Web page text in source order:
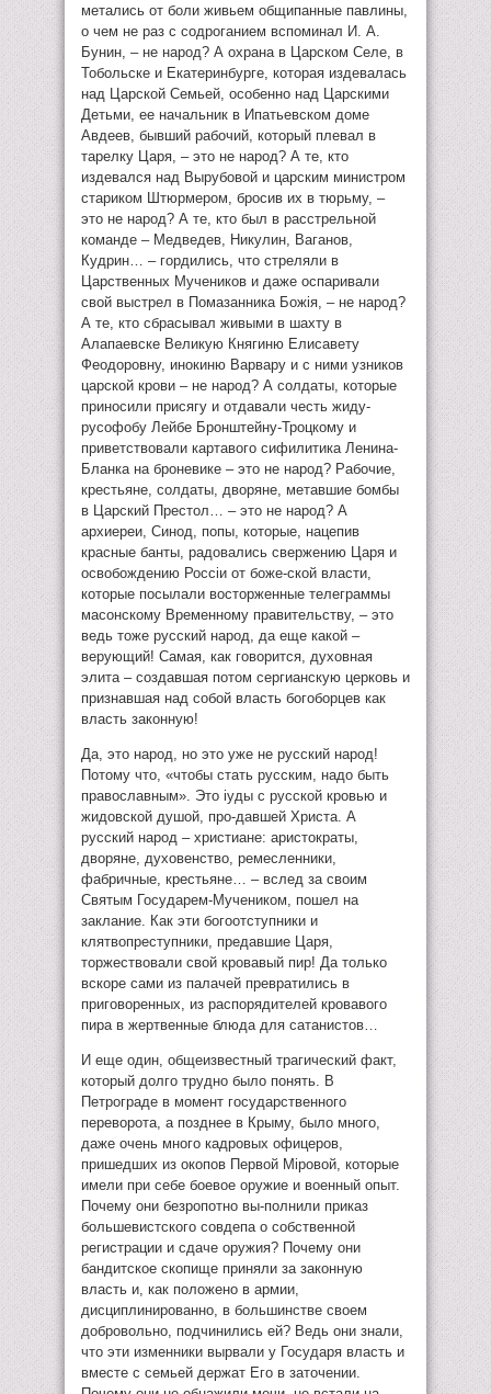
метались от боли живьем общипанные павлины,
о чем не раз с содроганием вспоминал И. А.
Бунин, – не народ? А охрана в Царском Селе, в
Тобольске и Екатеринбурге, которая издевалась
над Царской Семьей, особенно над Царскими
Детьми, ее начальник в Ипатьевском доме
Авдеев, бывший рабочий, который плевал в
тарелку Царя, – это не народ? А те, кто
издевался над Вырубовой и царским министром
стариком Штюрмером, бросив их в тюрьму, –
это не народ? А те, кто был в расстрельной
команде – Медведев, Никулин, Ваганов,
Кудрин… – гордились, что стреляли в
Царственных Мучеников и даже оспаривали
свой выстрел в Помазанника Божiя, – не народ?
А те, кто сбрасывал живыми в шахту в
Алапаевске Великую Княгиню Елисавету
Феодоровну, инокиню Варвару и с ними узников
царской крови – не народ? А солдаты, которые
приносили присягу и отдавали честь жиду-
русофобу Лейбе Бронштейну-Троцкому и
приветствовали картавого сифилитика Ленина-
Бланка на броневике – это не народ? Рабочие,
крестьяне, солдаты, дворяне, метавшие бомбы
в Царский Престол… – это не народ? А
архиереи, Синод, попы, которые, нацепив
красные банты, радовались свержению Царя и
освобождению Россiи от боже-ской власти,
которые посылали восторженные телеграммы
масонскому Временному правительству, – это
ведь тоже русский народ, да еще какой –
верующий! Самая, как говорится, духовная
элита – создавшая потом сергианскую церковь и
признавшая над собой власть богоборцев как
власть законную!
Да, это народ, но это уже не русский народ!
Потому что, «чтобы стать русским, надо быть
православным». Это iуды с русской кровью и
жидовской душой, про-давшей Христа. А
русский народ – христиане: аристократы,
дворяне, духовенство, ремесленники,
фабричные, крестьяне… – вслед за своим
Святым Государем-Мучеником, пошел на
заклание. Как эти богоотступники и
клятвопреступники, предавшие Царя,
торжествовали свой кровавый пир! Да только
вскоре сами из палачей превратились в
приговоренных, из распорядителей кровавого
пира в жертвенные блюда для сатанистов…
И еще один, общеизвестный трагический факт,
который долго трудно было понять. В
Петрограде в момент государственного
переворота, а позднее в Крыму, было много,
даже очень много кадровых офицеров,
пришедших из окопов Первой Мiровой, которые
имели при себе боевое оружие и военный опыт.
Почему они безропотно вы-полнили приказ
большевистского совдепа о собственной
регистрации и сдаче оружия? Почему они
бандитское скопище приняли за законную
власть и, как положено в армии,
дисциплинированно, в большинстве своем
добровольно, подчинились ей? Ведь они знали,
что эти изменники вырвали у Государя власть и
вместе с семьей держат Его в заточении.